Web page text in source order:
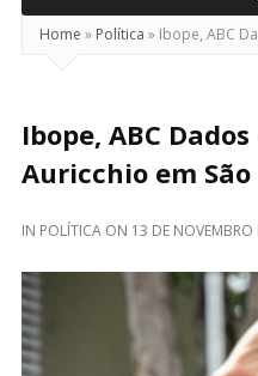
Home » Política » Ibope, ABC
Ibope, ABC
Auricchio em
IN POLÍTICA ON 13 DE